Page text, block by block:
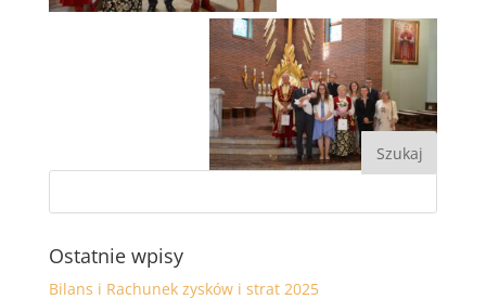
Ostatnie wpisy
Bilans i Rachunek zysków i strat 2025